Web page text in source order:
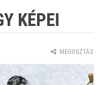
KÉPEI
MEGOSZTÁS